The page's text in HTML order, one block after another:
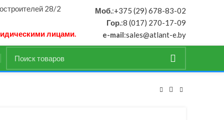
28/2
лицами.
Моб.:+375 (29) 678-83-02
Гор.:8 (017) 270-17-09
e-mail:sales@atlant-e.by